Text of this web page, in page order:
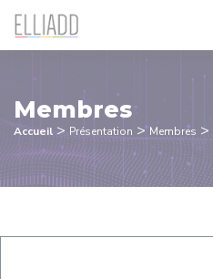
Membres
Accueil > Présentation >Membres >
Panneau de gestion des cookies